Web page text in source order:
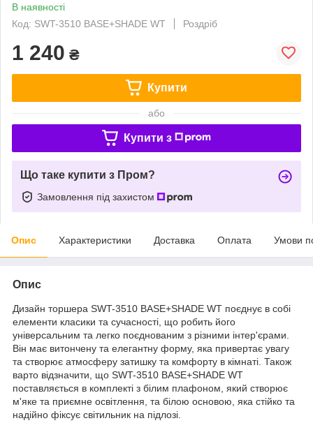
В наявності
Код: SWT-3510 BASE+SHADE WT
Роздріб
1 240 ₴
Купити
або
Купити з
Що таке купити з Пром?
Замовлення під захистом
Опис Характеристики Доставка Оплата Умови
Опис
Дизайн торшера SWT-3510 BASE+SHADE WT поєднує в собі
елементи класики та сучасності, що робить його
універсальним та легко поєднованим з різними інтер'єрами.
Він має витончену та елегантну форму, яка привертає увагу
та створює атмосферу затишку та комфорту в кімнаті. Також
варто відзначити, що SWT-3510 BASE+SHADE WT
поставляється в комплекті з білим плафоном, який створює
м'яке та приємне освітлення, та білою основою, яка стійко та
надійно фіксує світильник на підлозі.